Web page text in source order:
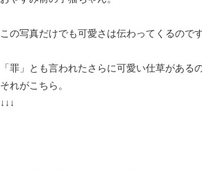
この写真だけでも可愛さは伝わってくるので
「罪」とも言われたさらに可愛い仕草がある
それがこちら。
↓↓↓